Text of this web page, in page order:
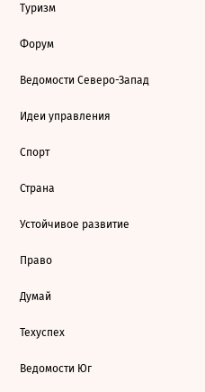
Туризм
Форум
Ведомости Северо-Запад
Идеи управления
Спорт
Страна
Устойчивое развитие
Право
Думай
Техуспех
Ведомости Юг